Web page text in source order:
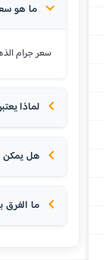
ما هو سعر الذهب
سعر جرام الذهب عيار 24 قيراط في أولو اليوم هو 120.75 يورو. عيار 24 هو أنقى
لماذا يعتبر
هل يمكن استخدام
ما الفرق بين